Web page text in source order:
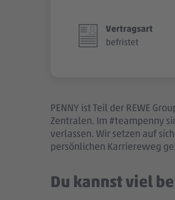
Vertragsart
befristet
PENNY ist Teil der REWE
Zentralen. Im #teampenny
verlassen. Wir setzen auf
persönlichen Karriereweg
Du kannst viel